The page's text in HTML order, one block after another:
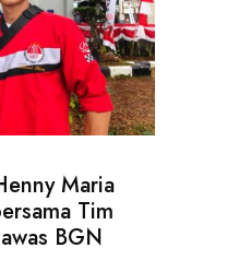
Maria
Tim
BGN